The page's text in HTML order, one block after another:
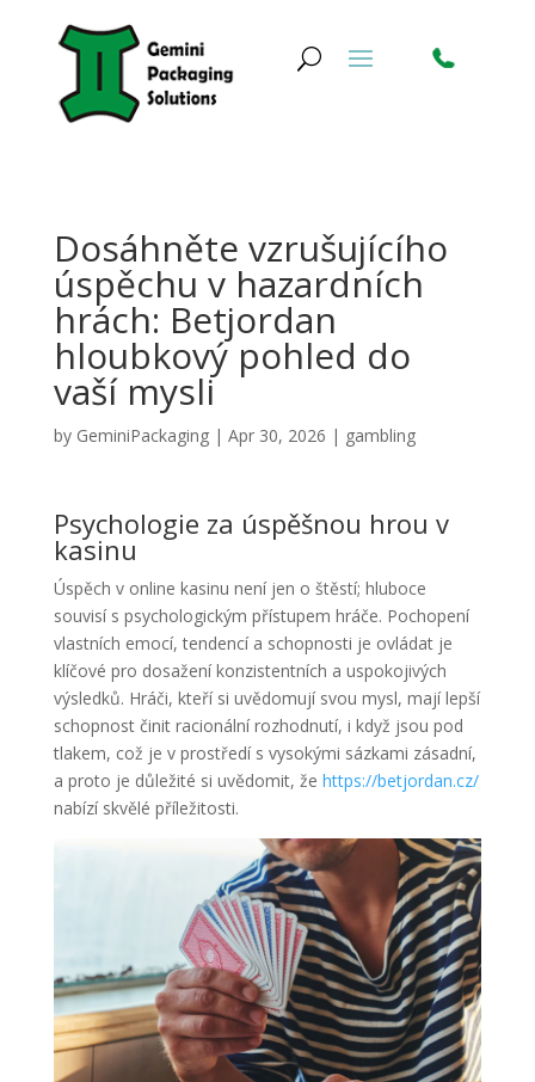
Dosáhněte vzrušujícího
úspěchu v hazardních
hrách: Betjordan
hloubkový pohled do
vaší mysli
by GeminiPackaging| Apr 30, 2026 | gambling
Psychologie za úspěšnou hrou v
kasinu
Úspěch v online kasinu není jen o štěstí; hluboce
souvisí s psychologickým přístupem hráče. Pochopení
vlastních emocí, tendencí a schopnosti je ovládat je
klíčové pro dosažení konzistentních a uspokojivých
výsledků. Hráči, kteří si uvědomují svou mysl, mají lepší
schopnost činit racionální rozhodnutí, i když jsou pod
tlakem, což je v prostředí s vysokými sázkami zásadní,
a proto je důležité si uvědomit, že https://betjordan.cz/
nabízí skvělé příležitosti.